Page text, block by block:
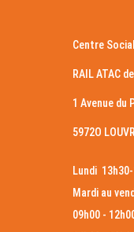
Centre
RAIL ATAC
1 Avenue du
5972O
Lundi
Mardi au
09h00 -